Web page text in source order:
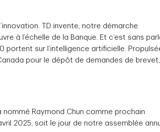
TD invente, notre démarche
à l’échelle de la Banque. Et c’est sans
sur l’intelligence artificielle.
pour le dépôt de demandes de
nommé Raymond Chun comme prochain
2025, soit le jour de notre assemblée